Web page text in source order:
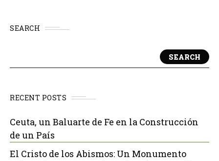
SEARCH
SEARCH
RECENT POSTS
Ceuta, un Baluarte de Fe en la Construcción
de un País
El Cristo de los Abismos: Un Monumento